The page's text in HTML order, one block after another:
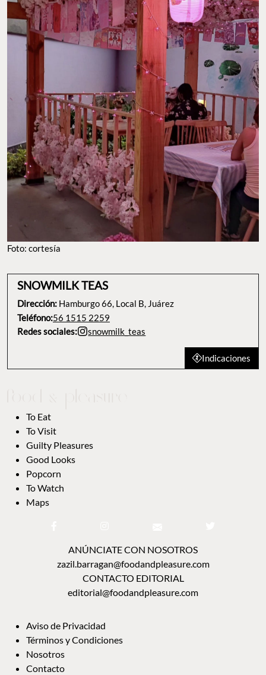
Foto: cortesía
SNOWMILK TEAS
Dirección: Hamburgo 66, Local B, Juárez
Teléfono:56 1515 2259
Redes sociales:
snowmilk_teas
Indicaciones
To Eat
To Visit
Guilty Pleasures
Good Looks
Popcorn
To Watch
Maps
ANÚNCIATE CON NOSOTROS
zazil.barragan@foodandpleasure.com
CONTACTO EDITORIAL
editorial@foodandpleasure.com
Aviso de Privacidad
Términos y Condiciones
Nosotros
Contacto